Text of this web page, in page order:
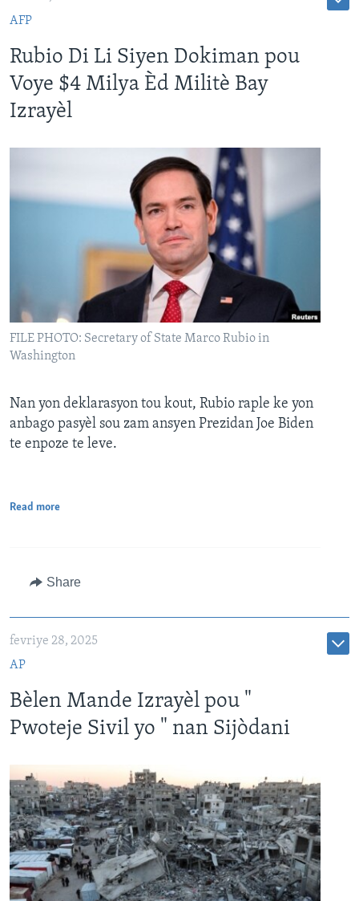
AFP
Rubio Di Li Siyen Dokiman pou
Voye $4 Milya Èd Militè Bay
Izrayèl
FILE PHOTO: Secretary of State Marco Rubio in
Washington
Nan yon deklarasyon tou kout, Rubio raple ke yon
anbago pasyèl sou zam ansyen Prezidan Joe Biden
te enpoze te leve.
Read more
Share
fevriye 28, 2025
AP
Bèlen Mande Izrayèl pou "
Pwoteje Sivil yo " nan Sijòdani